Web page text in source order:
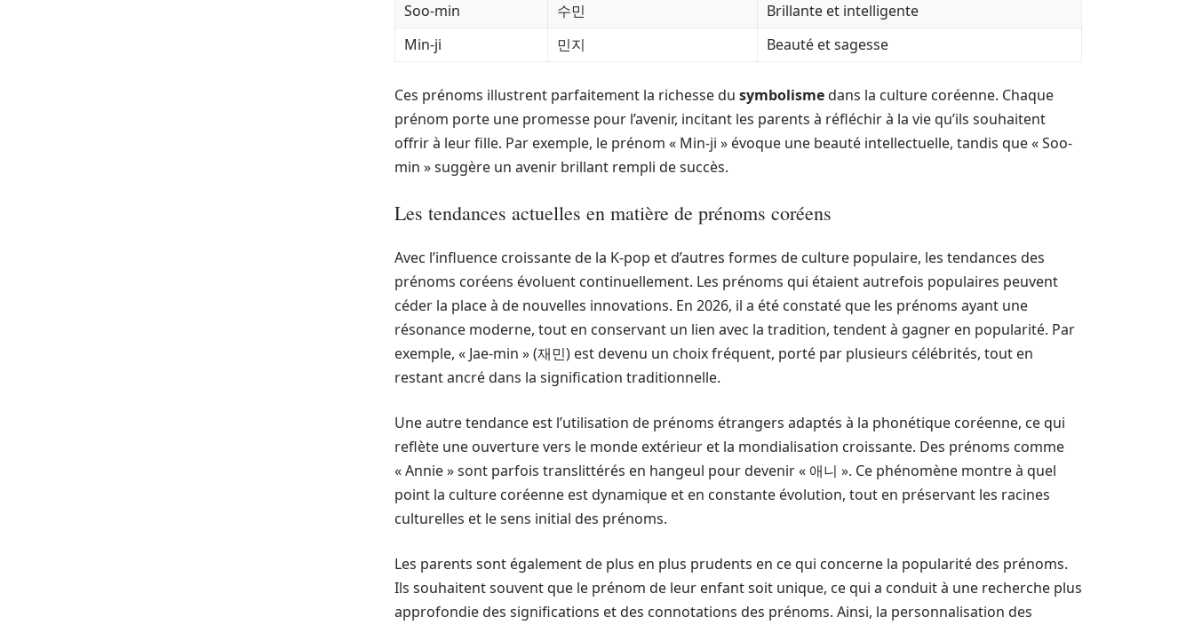
Soo-min
수민
Brillante et intelligente
Min-ji
민지 Beauté et sagesse
Ces prénoms illustrent parfaitement la richesse du symbolismedans la culture coréenne. Chaque
prénom porte une promesse pour l’avenir, incitant les parents à réfléchir à la vie qu’ils souhaitent
offrir à leur fille. Par exemple, le prénom « Min-ji » évoque une beauté intellectuelle, tandis que « Soo-
min » suggère un avenir brillant rempli de succès.
Les tendances actuelles en matière de prénoms coréens
Avec l’influence croissante de la K-pop et d’autres formes de culture populaire, les tendances des
prénoms coréens évoluent continuellement. Les prénoms qui étaient autrefois populaires peuvent
céder la place à de nouvelles innovations. En 2026, il a été constaté que les prénoms ayant une
résonance moderne, tout en conservant un lien avec la tradition, tendent à gagner en popularité. Par
exemple, « Jae-min » (재민) est devenu un choix fréquent, porté par plusieurs célébrités, tout en
restant ancré dans la signification traditionnelle.
Une autre tendance est l’utilisation de prénoms étrangers adaptés à la phonétique coréenne, ce qui
reflète une ouverture vers le monde extérieur et la mondialisation croissante. Des prénoms comme
« Annie » sont parfois translittérés en hangeul pour devenir « 애니 ». Ce phénomène montre à quel
point la culture coréenne est dynamique et en constante évolution, tout en préservant les racines
culturelles et le sens initial des prénoms.
Les parents sont également de plus en plus prudents en ce qui concerne la popularité des prénoms.
Ils souhaitent souvent que le prénom de leur enfant soit unique, ce qui a conduit à une recherche plus
approfondie des significations et des connotations des prénoms. Ainsi, la personnalisation des